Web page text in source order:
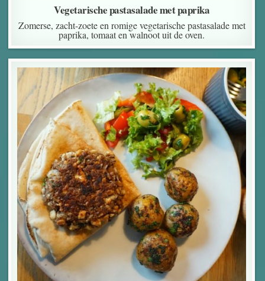
Vegetarische pastasalade met paprika
Zomerse, zacht-zoete en romige vegetarische pastasalade met
paprika, tomaat en walnoot uit de oven.